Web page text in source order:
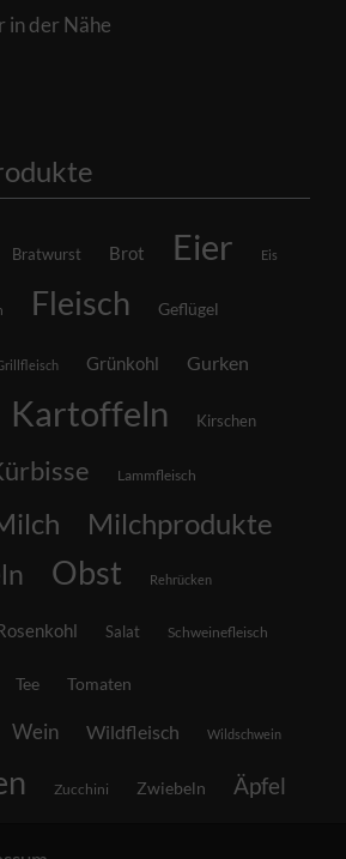
der Nähe
Bratwurst Brot Eier Eis
Fleisch Geflügel
Grünkohl Gurken
Kartoffeln Kirschen
Lammfleisch
Milchprodukte
Obst Rehrücken
Salat Schweinefleisch
Tee Tomaten
Wein Wildfleisch Wildschwein
Zucchini Zwiebeln Äpfel